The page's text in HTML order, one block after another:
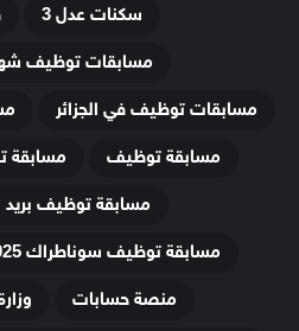
سكنات عدل 3
مسابقات توظيف شهر
مسابقات توظيف في الجزائر
مسابقة توظيف
مسابقة
مسابقة توظيف بريد
مسابقة توظيف سوناطراك 2025
منصة حسابات